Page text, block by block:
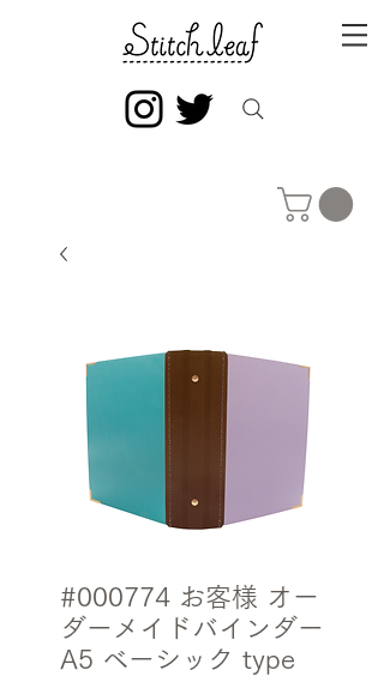
#000774 お客様 オー
ダーメイドバインダー
A5 ベーシック type